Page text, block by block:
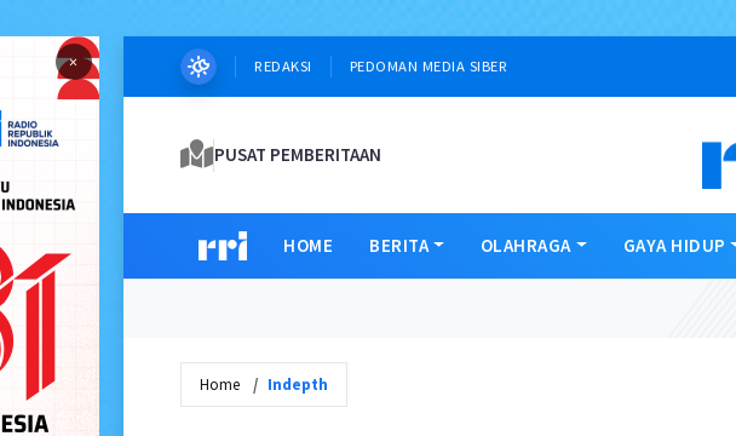
× REDAKSI PEDOMAN MEDIA SIBER
PUSAT PEMBERITAAN
HOME BERITA OLAHRAGA GAYA HIDUP
Home Indepth